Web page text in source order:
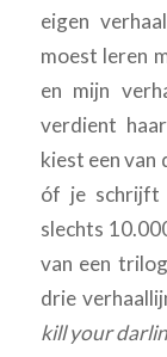
eigen
moest leren
en mijn
verdient
kiest een van
óf je schrijft
slechts
van een
drie
kill your